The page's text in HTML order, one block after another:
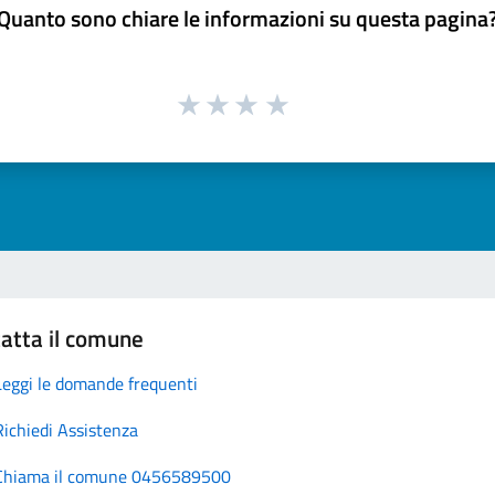
sono chiare le informazioni su questa
il comune
le domande frequenti
Assistenza
il comune 0456589500